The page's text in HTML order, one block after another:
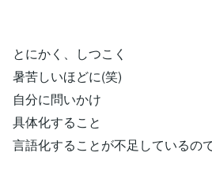
とにかく、しつこく
暑苦しいほどに(笑)
自分に問いかけ
具体化すること
言語化することが不足しているので